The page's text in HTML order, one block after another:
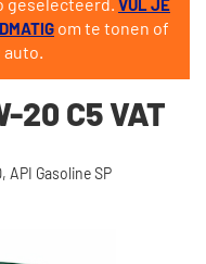
geselecteerd. VUL JE
om te tonen of
auto.
20 C5 VAT
API Gasoline SP